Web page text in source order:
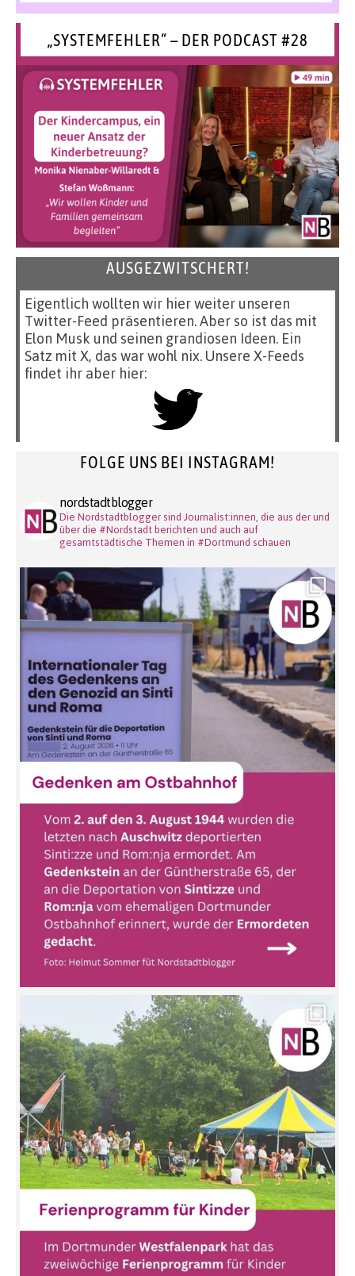
„SYSTEMFEHLER“ – DER PODCAST #28
AUSGEZWITSCHERT!
Eigentlich wollten wir hier weiter unseren
Twitter-Feed präsentieren. Aber so ist das mit
Elon Musk und seinen grandiosen Ideen. Ein
Satz mit X, das war wohl nix. Unsere X-Feeds
findet ihr aber hier:
FOLGE UNS BEI INSTAGRAM!
nordstadtblogger
Die Nordstadtblogger sind Journalist:innen, die aus der und
über die #Nordstadt berichten und auch auf
gesamtstädtische Themen in #Dortmund schauen